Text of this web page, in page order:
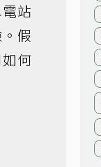
站
假
何